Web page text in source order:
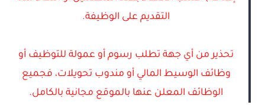
التقديم على الوظيفة.
تحذير من أي جهة تطلب رسوم أو عمولة للتوظيف أو
وظائف الوسيط المالي أو مندوب تحويلات، فجميع
الوظائف المعلن عنها بالموقع مجانية بالكامل.